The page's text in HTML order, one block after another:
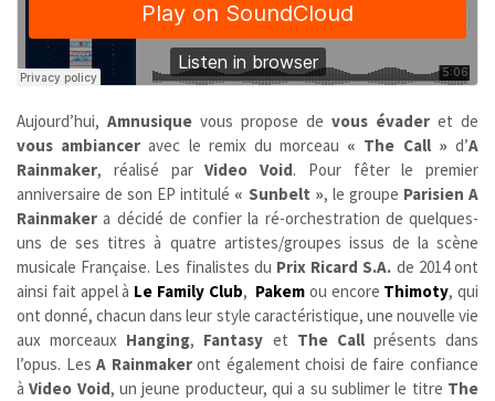
Aujourd’hui, Amnusique vous propose de vous évader et de
vous ambiancer avec le remix du morceau « The Call » d’A
Rainmaker, réalisé parVideo Void. Pour fêter le premier
anniversaire de son EP intitulé « Sunbelt », le groupe Parisien A
Rainmaker a décidé de confier la ré-orchestration de quelques-
uns de ses titres à quatre artistes/groupes issus de la scène
musicale Française. Les finalistes du Prix Ricard S.A. de 2014 ont
ainsi fait appel à Le Family Club, Pakem ou encore Thimoty, qui
ont donné, chacun dans leur style caractéristique, une nouvelle vie
aux morceaux Hanging, Fantasy et The Call présents dans
l’opus. LesA Rainmakeront également choisi de faire confiance
àVideo Void, un jeune producteur, qui a su sublimer le titre The